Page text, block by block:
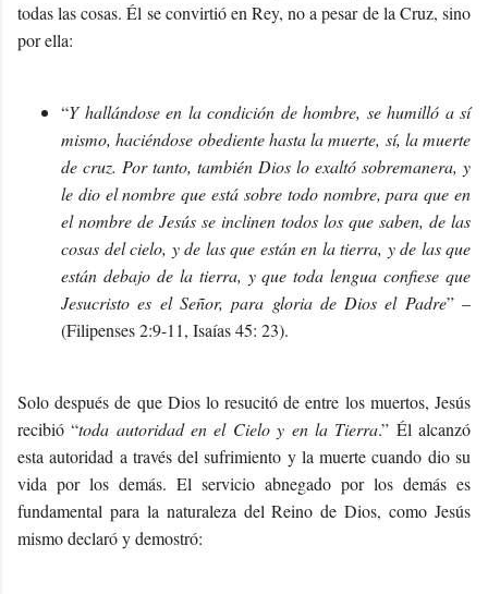
todas las cosas. Él se convirtió en Rey, no a pesar de la Cruz, sino
por ella:
“Y hallándose en la condición de hombre, se humilló a sí
mismo, haciéndose obediente hasta la muerte, sí, la muerte
de cruz. Por tanto, también Dios lo exaltó sobremanera, y
le dio el nombre que está sobre todo nombre, para que en
el nombre de Jesús se inclinen todos los que saben, de las
cosas del cielo, y de las que están en la tierra, y de las que
están debajo de la tierra, y que toda lengua confiese que
Jesucristo es el Señor, para gloria de Dios el Padre” –
(Filipenses 2:9-11, Isaías 45: 23).
Solo después de que Dios lo resucitó de entre los muertos, Jesús
recibió “toda autoridad en el Cielo y en la Tierra.” Él alcanzó
esta autoridad a través del sufrimiento y la muerte cuando dio su
vida por los demás. El servicio abnegado por los demás es
fundamental para la naturaleza del Reino de Dios, como Jesús
mismo declaró y demostró: